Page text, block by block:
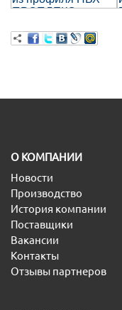
O КОМПАНИИ
Новости
Производство
История компании
Поставщики
Вакансии
Контакты
Отзывы партнеров